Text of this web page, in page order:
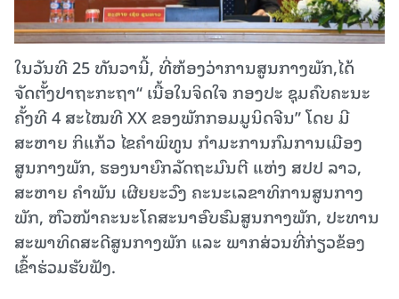
ໃນວັນທີ 25 ທັນວານີ້, ທີ່ຫ້ອງວ່າການສູນກາງພັກ,ໄດ້
ຈັດຕັ້ງປາຖະກະຖາ“ ເນື້ອໃນຈິດໃຈ ກອງປະ ຊຸມຄົບຄະນະ
ຄັ້ງທີ 4 ສະໄໝທີ XX ຂອງພັກກອມມູນິດຈີນ” ໂດຍ ມີ
ສະຫາຍ ກິແກ້ວ ໄຂຄຳພິທູນ ກຳມະການກົມການເມືອງ
ສູນກາງພັກ, ຮອງນາຍົກລັດຖະມົນຕີ ແຫ່ງ ສປປ ລາວ,
ສະຫາຍ ຄຳພັນ ເຜີຍຍະວົງ ຄະນະເລຂາທິການສູນກາງ
ພັກ, ຫົວໜ້າຄະນະໂຄສະນາອົບຮົມສູນກາງພັກ, ປະທານ
ສະພາທິດສະດີສູນກາງພັກ ແລະ ພາກສ່ວນທີ່ກ່ຽວຂ້ອງ
ເຂົ້າຮ່ວມຮັບຟັງ.